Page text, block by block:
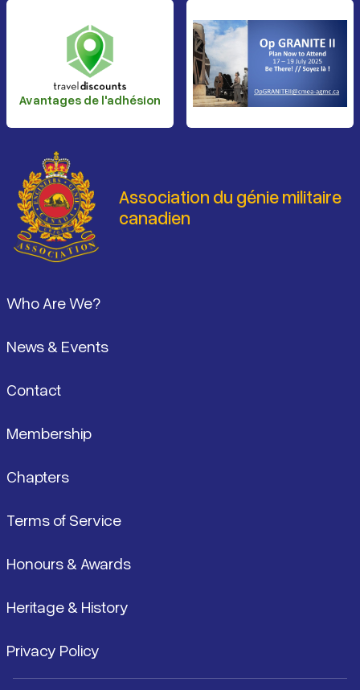
Avantages de l'adhésion
Association du génie militaire
canadien
Who Are We?
News & Events
Contact
Membership
Chapters
Terms of Service
Honours & Awards
Heritage & History
Privacy Policy